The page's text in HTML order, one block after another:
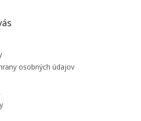
osobných údajov